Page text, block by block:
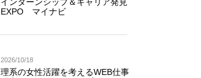
EXPO マイナビ
2026/10/18
理系の女性活躍を考えるWEB仕事